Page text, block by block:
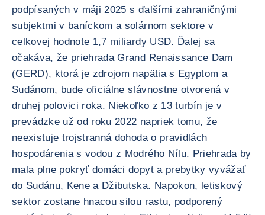
podpísaných v máji 2025 s ďalšími zahraničnými
subjektmi v baníckom a solárnom sektore v
celkovej hodnote 1,7 miliardy USD. Ďalej sa
očakáva, že priehrada Grand Renaissance Dam
(GERD), ktorá je zdrojom napätia s Egyptom a
Sudánom, bude oficiálne slávnostne otvorená v
druhej polovici roka. Niekoľko z 13 turbín je v
prevádzke už od roku 2022 napriek tomu, že
neexistuje trojstranná dohoda o pravidlách
hospodárenia s vodou z Modrého Nílu. Priehrada by
mala plne pokryť domáci dopyt a prebytky vyvážať
do Sudánu, Kene a Džibutska. Napokon, letiskový
sektor zostane hnacou silou rastu, podporený